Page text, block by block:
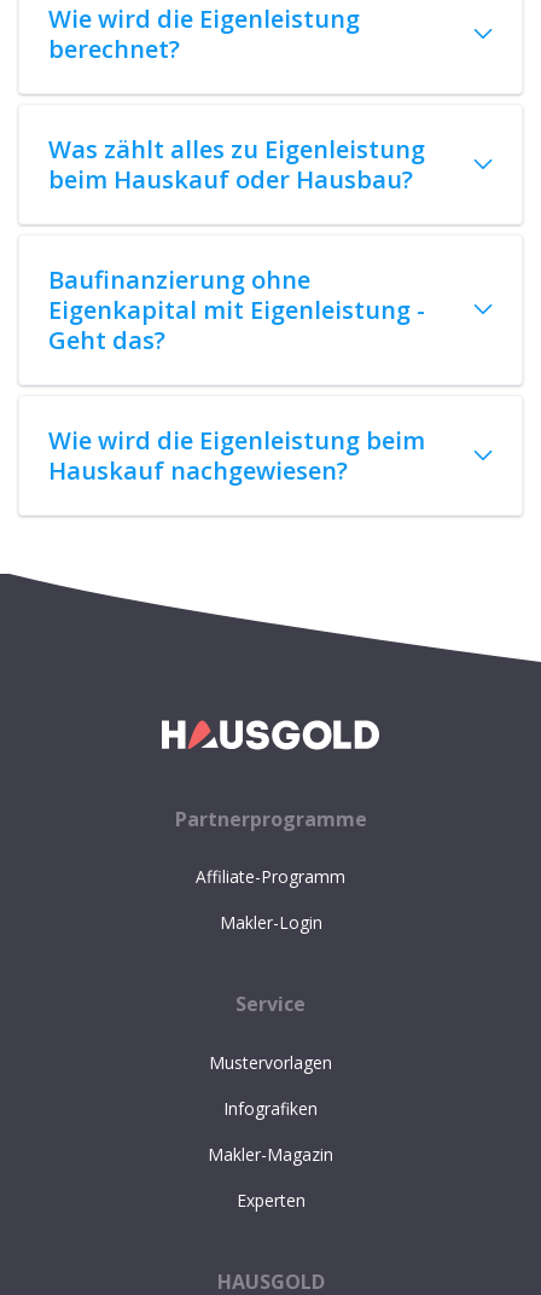
Wie wird die Eigenleistung
berechnet?
Was zählt alles zu Eigenleistung
beim Hauskauf oder Hausbau?
Baufinanzierung ohne
Eigenkapital mit Eigenleistung -
Geht das?
Wie wird die Eigenleistung beim
Hauskauf nachgewiesen?
Partnerprogramme
Affiliate-Programm
Makler-Login
Service
Mustervorlagen
Infografiken
Makler-Magazin
Experten
HAUSGOLD